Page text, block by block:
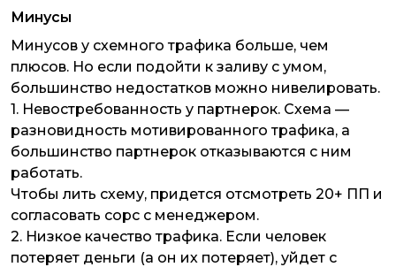
Минусы
Минусов у схемного трафика больше, чем
плюсов. Но если подойти к заливу с умом,
большинство недостатков можно нивелировать.
1. Невостребованность у партнерок. Схема —
разновидность мотивированного трафика, а
большинство партнерок отказываются с ним
работать.
Чтобы лить схему, придется отсмотреть 20+ ПП и
согласовать сорс с менеджером.
2. Низкое качество трафика. Если человек
потеряет деньги (а он их потеряет), уйдет с